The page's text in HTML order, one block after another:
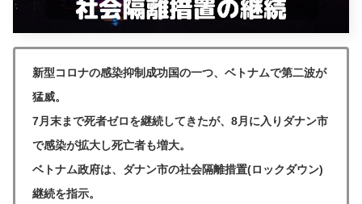
新型コロナの感染抑制成功国の一つ、ベトナムで第二波が
猛威。
7月末まで死者ゼロを継続してきたが、8月に入りダナン市
で感染が拡大し死亡者も増大。
ベトナム政府は、ダナン市の社会隔離措置(ロックダウン)
継続を指示。